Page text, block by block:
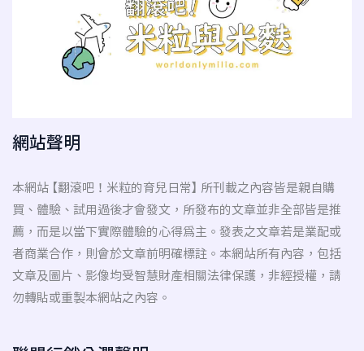
網站聲明
本網站 【翻滾吧！米粒的育兒日常】 所刊載之內容皆是親自購
買、體驗、試用過後才會發文，所發布的文章並非全部皆是推
薦，而是以當下實際體驗的心得為主。發表之文章若是業配或
者商業合作，則會於文章前明確標註。本網站所有內容，包括
文章及圖片、影像均受智慧財產相關法律保護，非經授權，請
勿轉貼或重製本網站之內容。